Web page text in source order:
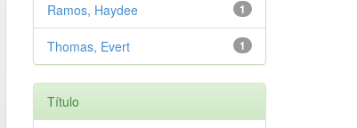
1
Ramos, Haydee
1
Thomas, Evert
Título